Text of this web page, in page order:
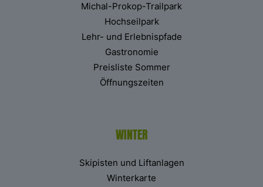
Michal-Prokop-Trailpark
Hochseilpark
Lehr- und Erlebnispfade
Gastronomie
Preisliste Sommer
Öffnungszeiten
WINTER
Skipisten und Liftanlagen
Winterkarte